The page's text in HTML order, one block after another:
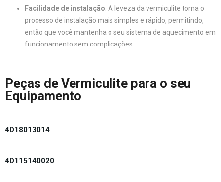
Facilidade de instalação: A leveza da vermiculite torna o
processo de instalação mais simples e rápido, permitindo,
então que você mantenha o seu sistema de aquecimento em
funcionamento sem complicações.
Peças de Vermiculite para o seu
Equipamento
4D18013014
4D115140020